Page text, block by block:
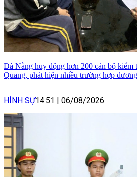
Đà Nẵng huy động hơn 200 cán bộ kiểm
Quang, phát hiện nhiều trường hợp
HÌNH SỰ14:51 06/08/2026